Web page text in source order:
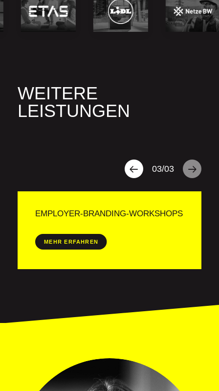
WEITERE
LEISTUNGEN
03/03
EMPLOYER-BRANDING-WORKSHOPS
MEHR ERFAHREN